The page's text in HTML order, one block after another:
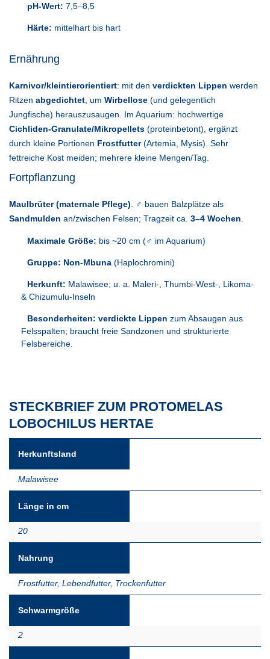
pH-Wert: 7,5–8,5
Härte: mittelhart bis hart
Ernährung
Karnivor/kleintierorientiert: mit den verdickten Lippen werden
Ritzen abgedichtet, um Wirbellose (und gelegentlich
Jungfische) herauszusaugen. Im Aquarium: hochwertige
Cichliden-Granulate/Mikropellets (proteinbetont), ergänzt
durch kleine Portionen Frostfutter(Artemia, Mysis). Sehr
fettreiche Kost meiden; mehrere kleine Mengen/Tag.
Fortpflanzung
Maulbrüter (maternale Pflege). ♂ bauen Balzplätze als
Sandmulden an/zwischen Felsen; Tragzeit ca. 3–4 Wochen.
Maximale Größe: bis ~20 cm (♂ im Aquarium)
Gruppe: Non-Mbuna (Haplochromini)
Herkunft: Malawisee; u. a. Maleri-, Thumbi-West-, Likoma-
& Chizumulu-Inseln
Besonderheiten: verdickte Lippen zum Absaugen aus
Felsspalten; braucht freie Sandzonen und strukturierte
Felsbereiche.
STECKBRIEF ZUM PROTOMELAS
LOBOCHILUS HERTAE
Herkunftsland
Malawisee
Länge in cm
20
Nahrung
Frostfutter, Lebendfutter, Trockenfutter
Schwarmgröße
2